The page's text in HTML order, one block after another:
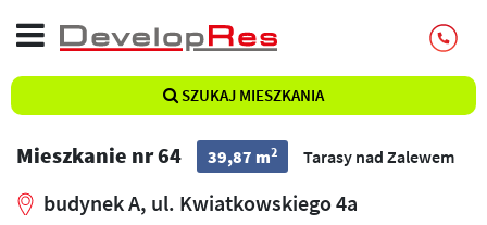
SZUKAJ MIESZKANIA
Mieszkanie nr 64 39,87 m2 Tarasy nad Zalewem
budynek A, ul. Kwiatkowskiego 4a